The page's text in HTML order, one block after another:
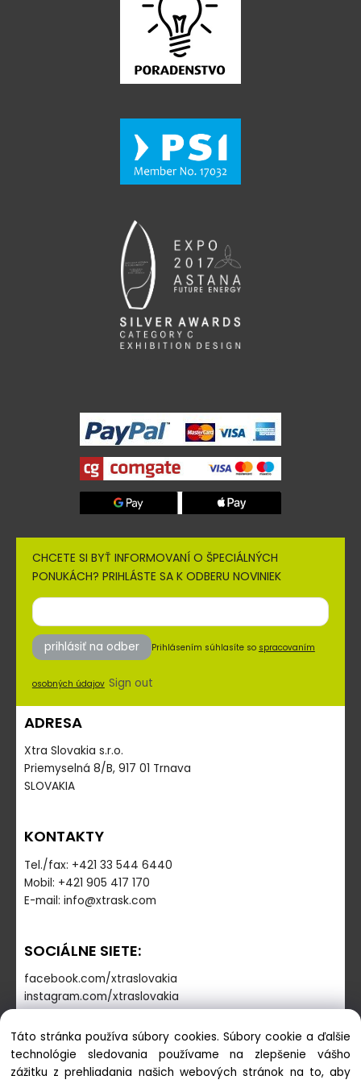
CHCETE SI BYŤ INFORMOVANÍ O ŠPECIÁLNÝCH
PONUKÁCH? PRIHLÁSTE SA K ODBERU NOVINIEK
prihlásiť na odber Prihlásením súhlasíte so spracovaním
osobných údajov Sign out
ADRESA
Xtra Slovakia s.r.o.
Priemyselná 8/B, 917 01 Trnava
SLOVAKIA
KONTAKTY
Tel./fax: +421 33 544 6440
Mobil: +421 905 417 170
E-mail: info@xtrask.com
SOCIÁLNE SIETE:
facebook.com/xtraslovakia
instagram.com/xtraslovakia
PREVÁDZKOVÁ DOBA
Pondelok - Piatok: 7:30-16:00
Táto stránka používa súbory cookies. Súbory cookie a ďalšie
technológie sledovania používame na zlepšenie vášho
zážitku z prehliadania našich webových stránok na to, aby